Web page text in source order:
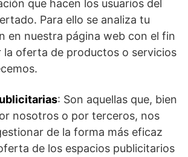
que hacen los usuarios del
Para ello se analiza tu
en nuestra página web con el fin
la oferta de productos o servicios
: Son aquellas que, bien
nosotros o por terceros, nos
de la forma más eficaz
de los espacios publicitarios